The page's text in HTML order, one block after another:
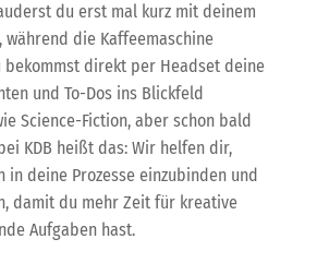
du erst mal kurz mit deinem
während die Kaffeemaschine
bekommst direkt per Headset deine
und To-Dos ins Blickfeld
Science-Fiction, aber schon bald
KDB heißt das: Wir helfen dir,
in deine Prozesse einzubinden und
damit du mehr Zeit für kreative
Aufgaben hast.